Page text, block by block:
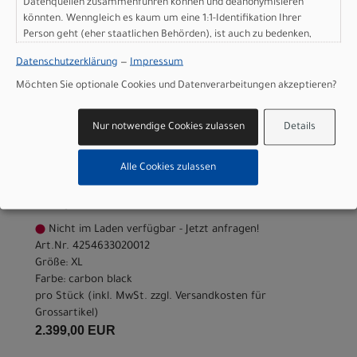
Varianten
Scott Scale 910 - carbon
black - XL
Nicht im Laden verfügbar - Jetzt anfragen!
Art.Nr. 4254633020012
Größe: XL
Farbe: carbon black
pro Stück (inkl. MwSt. zzgl. Versandkosten für
Grossartikel)
2.399,00 EUR
Datenquellen zusammenführen können und deanonymisieren
könnten. Wenngleich es kaum um eine 1:1-Identifikation Ihrer
Person geht (eher staatlichen Behörden), ist auch zu bedenken,
sind wie bei uns in der Europäischen Union.
Datenschutzerklärung — Impressum
Möchten Sie optionale Cookies und Datenverarbeitungen akzeptieren?
Details
Nur notwendige Cookies zulassen
Alle Cookies zulassen